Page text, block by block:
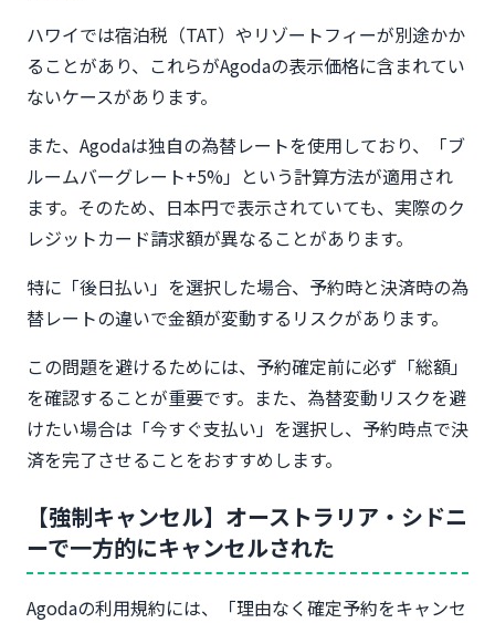
ハワイでは宿泊税（TAT）やリゾートフィーが別途かか
ることがあり、これらがAgodaの表示価格に含まれてい
ないケースがあります。
また、Agodaは独自の為替レートを使用しており、「ブ
ルームバーグレート+5%」という計算方法が適用され
ます。そのため、日本円で表示されていても、実際のク
レジットカード請求額が異なることがあります。
特に「後日払い」を選択した場合、予約時と決済時の為
替レートの違いで金額が変動するリスクがあります。
この問題を避けるためには、予約確定前に必ず「総額」
を確認することが重要です。また、為替変動リスクを避
けたい場合は「今すぐ支払い」を選択し、予約時点で決
済を完了させることをおすすめします。
【強制キャンセル】オーストラリア・シドニ
ーで一方的にキャンセルされた
Agodaの利用規約には、「理由なく確定予約をキャンセ